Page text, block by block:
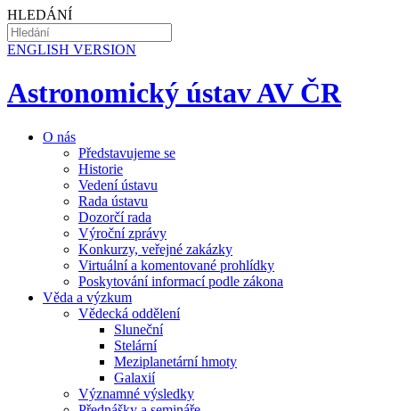
HLEDÁNÍ
ENGLISH VERSION
Astronomický ústav AV ČR
O nás
Představujeme se
Historie
Vedení ústavu
Rada ústavu
Dozorčí rada
Výroční zprávy
Konkurzy, veřejné zakázky
Virtuální a komentované prohlídky
Poskytování informací podle zákona
Věda a výzkum
Vědecká oddělení
Sluneční
Stelární
Meziplanetární hmoty
Galaxií
Významné výsledky